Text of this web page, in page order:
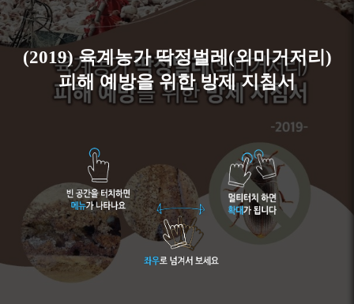
(2019) 육계농가 딱정벌레(외미거저리)
피해 예방을 위한 방제 지침서